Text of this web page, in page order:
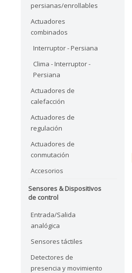
persianas/enrollables
Actuadores
combinados
Interruptor - Persiana
Clima - Interruptor -
Persiana
Actuadores de
calefacción
Actuadores de
regulación
Actuadores de
conmutación
Accesorios
Sensores & Dispositivos
de control
Entrada/Salida
analógica
Sensores táctiles
Detectores de
presencia y movimiento